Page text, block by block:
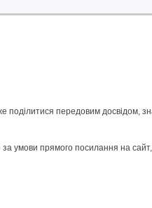
передовим досвідом,
умови прямого посилання на